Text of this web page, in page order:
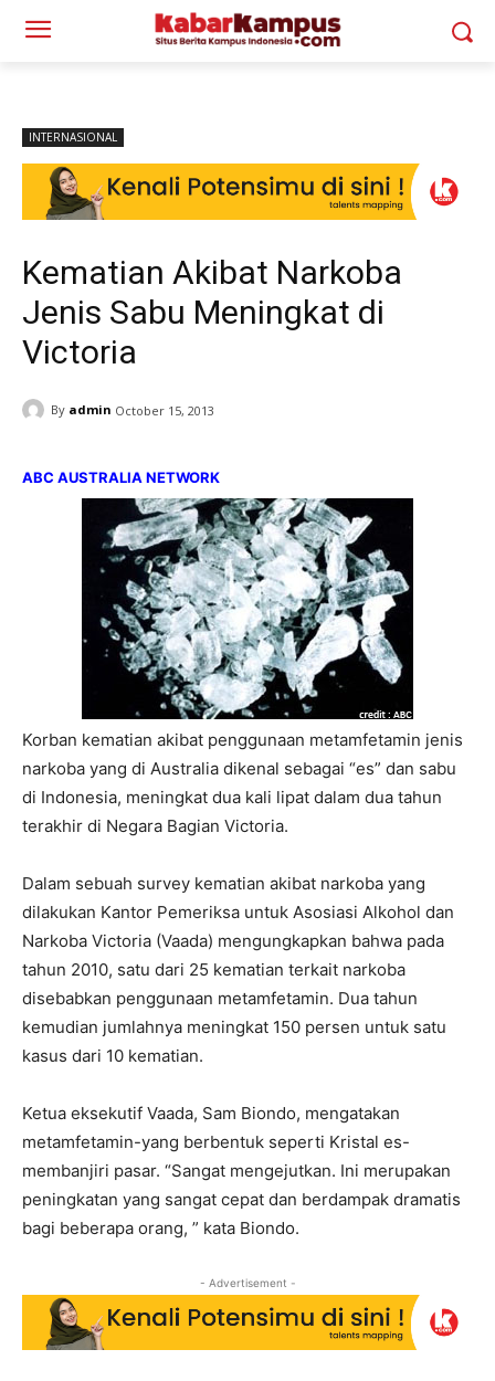
INTERNASIONAL
Kematian Akibat Narkoba
Jenis Sabu Meningkat di
Victoria
By admin October 15, 2013
ABC AUSTRALIA NETWORK
Korban kematian akibat penggunaan metamfetamin jenis
narkoba yang di Australia dikenal sebagai “es” dan sabu
di Indonesia, meningkat dua kali lipat dalam dua tahun
terakhir di Negara Bagian Victoria.
Dalam sebuah survey kematian akibat narkoba yang
dilakukan Kantor Pemeriksa untuk Asosiasi Alkohol dan
Narkoba Victoria (Vaada) mengungkapkan bahwa pada
tahun 2010, satu dari 25 kematian terkait narkoba
disebabkan penggunaan metamfetamin. Dua tahun
kemudian jumlahnya meningkat 150 persen untuk satu
kasus dari 10 kematian.
Ketua eksekutif Vaada, Sam Biondo, mengatakan
metamfetamin-yang berbentuk seperti Kristal es-
membanjiri pasar. “Sangat mengejutkan. Ini merupakan
peningkatan yang sangat cepat dan berdampak dramatis
bagi beberapa orang, ” kata Biondo.
- Advertisement -